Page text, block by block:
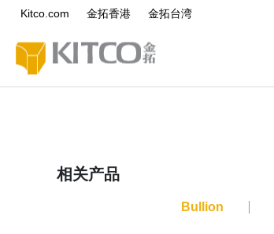
Kitco.com 金拓香港 金拓台湾
相关产品
Bullion